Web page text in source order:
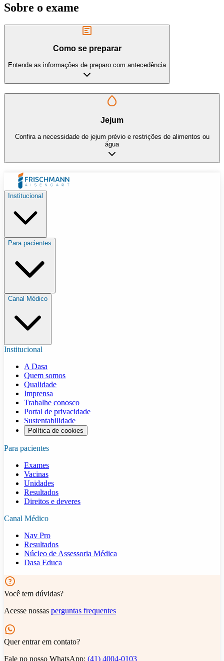
Sobre o exame
Como se preparar
Entenda as informações de preparo com antecedência
Jejum
Confira a necessidade de jejum prévio e restrições de alimentos ou
água
Institucional
Para pacientes
Canal Médico
Institucional
A Dasa
Quem somos
Qualidade
Imprensa
Trabalhe conosco
Portal de privacidade
Sustentabilidade
Política de cookies
Para pacientes
Exames
Vacinas
Unidades
Resultados
Direitos e deveres
Canal Médico
Nav Pro
Resultados
Núcleo de Assessoria Médica
Dasa Educa
Você tem dúvidas?
Acesse nossas perguntas frequentes
Quer entrar em contato?
Fale no nosso WhatsApp: (41) 4004-0103